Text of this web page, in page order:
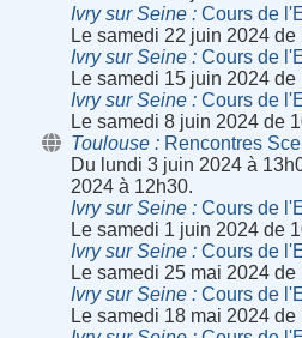
Ivry sur Seine
Cours de
Le samedi 22 juin 2024
Ivry sur Seine
Cours de
Le samedi 15 juin 2024
Ivry sur Seine
Cours de
Le samedi 8 juin 2024 de
Toulouse
Rencontres
Du lundi 3 juin 2024 à
2024 à 12h30.
Ivry sur Seine
Cours de
Le samedi 1 juin 2024 de
Ivry sur Seine
Cours de
Le samedi 25 mai 2024
Ivry sur Seine
Cours de
Le samedi 18 mai 2024